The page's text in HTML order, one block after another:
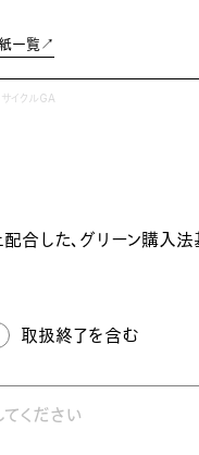
一覧↗︎
イクルGA
合した、グリーン購入法
取扱終了を含む
ください